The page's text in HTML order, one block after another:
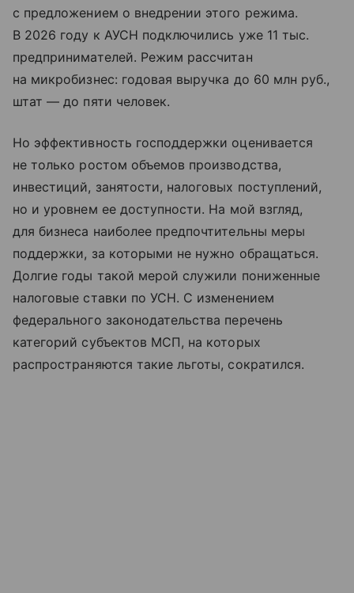
с предложением о внедрении этого режима.
В 2026 году к АУСН подключились уже 11 тыс.
предпринимателей. Режим рассчитан
на микробизнес: годовая выручка до 60 млн руб.,
штат — до пяти человек.
Но эффективность господдержки оценивается
не только ростом объемов производства,
инвестиций, занятости, налоговых поступлений,
но и уровнем ее доступности. На мой взгляд,
для бизнеса наиболее предпочтительны меры
поддержки, за которыми не нужно обращаться.
Долгие годы такой мерой служили пониженные
налоговые ставки по УСН. С изменением
федерального законодательства перечень
категорий субъектов МСП, на которых
распространяются такие льготы, сократился.